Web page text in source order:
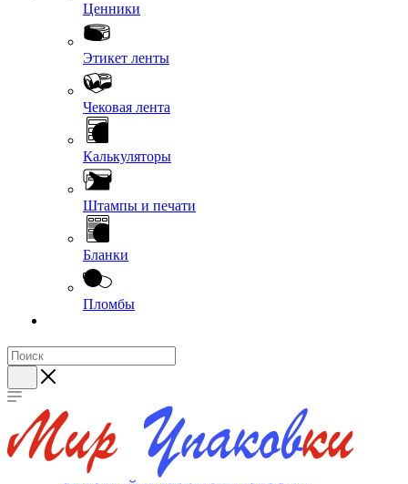
Ценники
Этикет ленты
Чековая лента
Калькуляторы
Штампы и печати
Бланки
Пломбы